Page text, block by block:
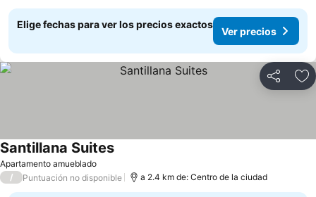
Elige fechas para ver los precios exactos
Ver precios
Compartir
Apartamento amueblado
Santillana SuitesVer precios
/ Puntuación no disponible a 2.4 km de: Centro de la ciudad